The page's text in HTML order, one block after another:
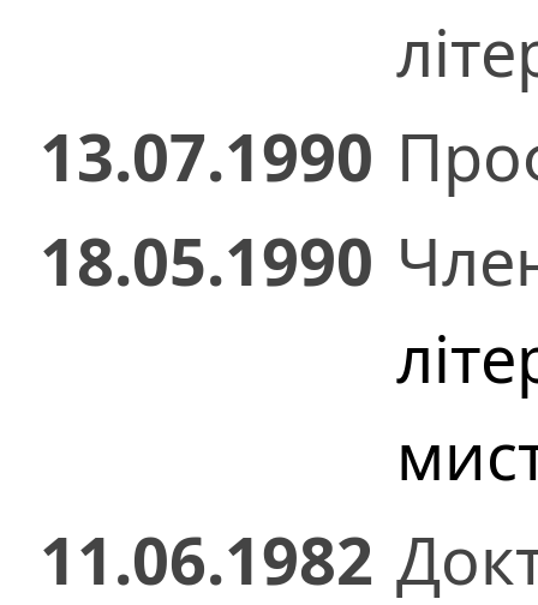
13.07.1990
18.05.1990
11.06.1982